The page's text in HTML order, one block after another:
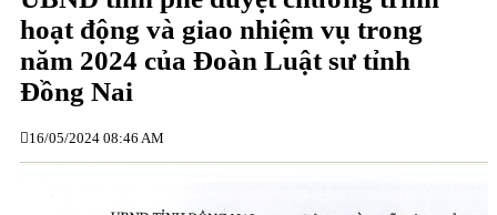
hoạt động và giao nhiệm vụ trong
năm 2024 của Đoàn Luật sư tỉnh
Đồng Nai
16/05/2024 08:46 AM